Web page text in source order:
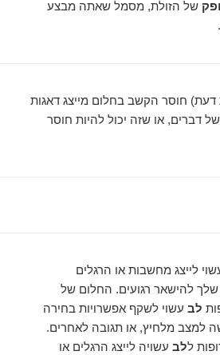
של הזולת, מסמל שאתה מבצע
חוסר הקשב בחלום מייצג דאגות
דברים, או שזה יכול להיות חוסר
לייצג מחשבות או הרגלים
להישאר רגועים. החלום של
לב עשוי לשקף אפשרויות בחירה
למצב מלחיץ, או תגובה לאחרים.
ללב עשויה לייצג הרגלים או